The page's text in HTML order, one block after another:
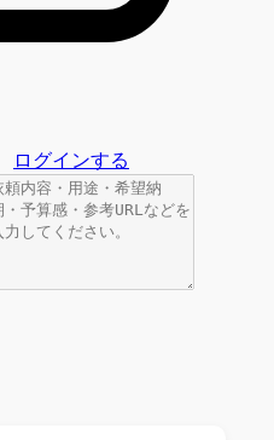
ログインする